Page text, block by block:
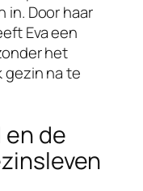
in. Door haar
Eva een
het
gezin na te
de